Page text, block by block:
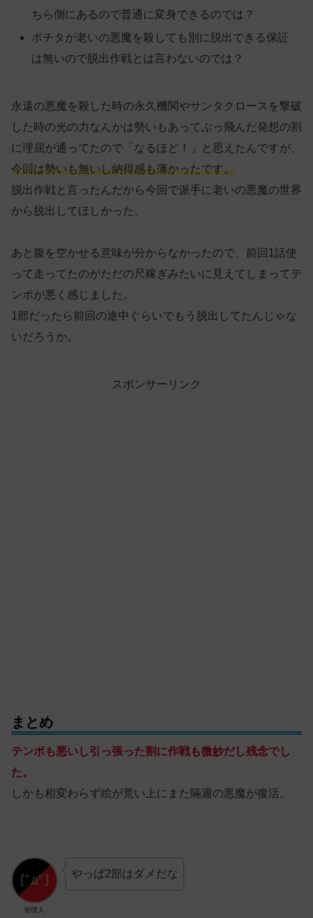
ちら側にあるので普通に変身できるのでは？
ポチタが老いの悪魔を殺しても別に脱出できる保証
は無いので脱出作戦とは言わないのでは？
永遠の悪魔を殺した時の永久機関やサンタクロースを撃破
した時の光の力なんかは勢いもあってぶっ飛んだ発想の割
に理屈が通ってたので「なるほど！」と思えたんですが、
今回は勢いも無いし納得感も薄かったです。
脱出作戦と言ったんだから今回で派手に老いの悪魔の世界
から脱出してほしかった。
あと腹を空かせる意味が分からなかったので、前回1話使
って走ってたのがただの尺稼ぎみたいに見えてしまってテ
ンポが悪く感じました。
1部だったら前回の途中ぐらいでもう脱出してたんじゃな
いだろうか。
スポンサーリンク
まとめ
テンポも悪いし引っ張った割に作戦も微妙だし残念でし
た。
しかも相変わらず絵が荒い上にまた隔週の悪魔が復活。
管理人
やっぱ2部はダメだな